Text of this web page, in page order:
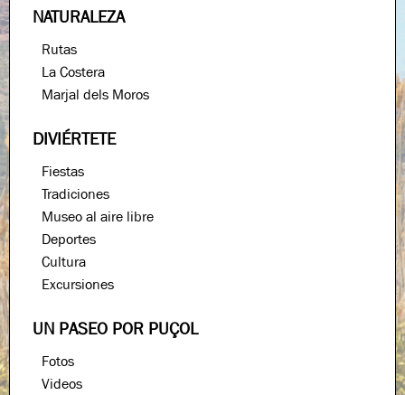
NATURALEZA
Rutas
La Costera
Marjal dels Moros
DIVIÉRTETE
Fiestas
Tradiciones
Museo al aire libre
Deportes
Cultura
Excursiones
UN PASEO POR PUÇOL
Fotos
Videos